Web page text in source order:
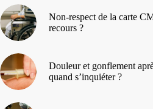
Non-respect de la carte
recours ?
Douleur et gonflement
quand s’inquiéter ?